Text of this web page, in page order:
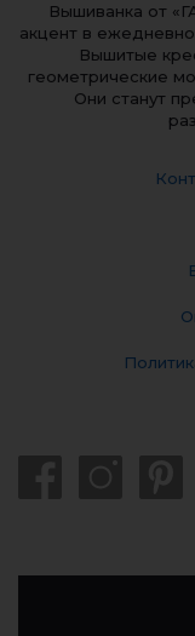
Вышиванка от
акцент в
Вышитые
геометрические
Они станут